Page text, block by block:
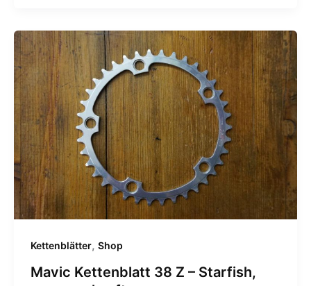
Kettenblätter, Shop
Mavic Kettenblatt 38 Z – Starfish,